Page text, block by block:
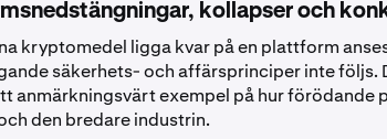
kollapser och
kryptomedel ligga kvar på en plattform
säkerhets- och affärsprinciper inte följs.
anmärkningsvärt exempel på hur
den bredare industrin.